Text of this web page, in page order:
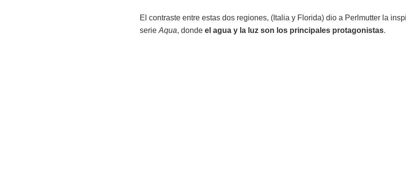
El contraste entre estas dos regiones, (Italia y Florida) dio a Perlmutter la
serie Aqua, donde el agua y la luz son los principales protagonistas.